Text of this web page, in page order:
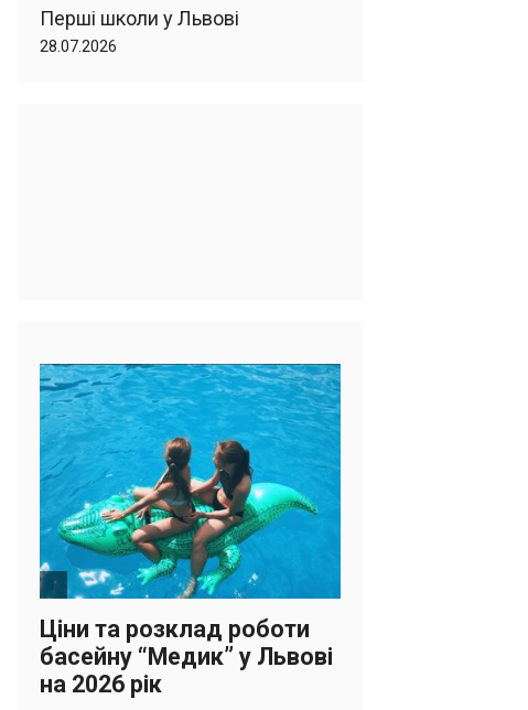
Перші школи у Львові
28.07.2026